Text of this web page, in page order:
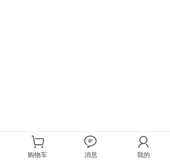
购物车 消息 我的